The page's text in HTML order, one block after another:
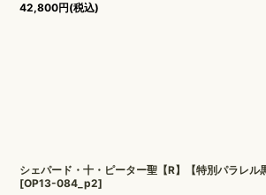
42,800円(税込)
シェパード・十・ピーター聖【R】【特別パラレル
[OP13-084_p2]